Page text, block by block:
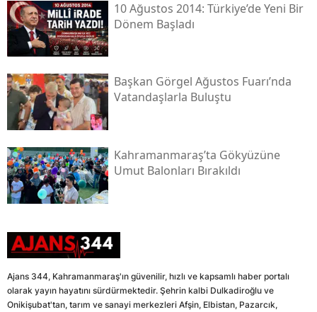
10 Ağustos 2014: Türkiye’de Yeni Bir
Dönem Başladı
Başkan Görgel Ağustos Fuarı’nda
Vatandaşlarla Buluştu
Kahramanmaraş’ta Gökyüzüne
Umut Balonları Bırakıldı
Ajans 344, Kahramanmaraş'ın güvenilir, hızlı ve kapsamlı haber portalı
olarak yayın hayatını sürdürmektedir. Şehrin kalbi Dulkadiroğlu ve
Onikişubat'tan, tarım ve sanayi merkezleri Afşin, Elbistan, Pazarcık,